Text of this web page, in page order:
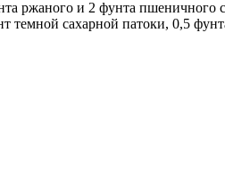
ржаного и 2 фунта пшеничного
сахарной патоки, 0,5